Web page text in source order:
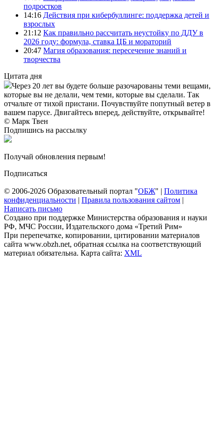
подростков
14:16 Действия при кибербуллинге: поддержка детей и
взрослых
21:12 Как правильно рассчитать неустойку по ДДУ в
2026 году: формула, ставка ЦБ и мораторий
20:47 Магия образования: пересечение знаний и
творчества
Цитата дня
Через 20 лет вы будете больше разочарованы теми вещами,
которые вы не делали, чем теми, которые вы сделали. Так
отчальте от тихой пристани. Почувствуйте попутный ветер в
вашем парусе. Двигайтесь вперед, действуйте, открывайте!
© Марк Твен
Подпишись на рассылку
Получай обновления первым!
Подписаться
© 2006-2026 Образовательный портал "ОБЖ" | Политика
конфиденциальности | Правила пользования сайтом |
Написать письмо
Создано при поддержке Министерства образования и науки
РФ, МЧС России, Издательского дома «Третий Рим»
При перепечатке, копировании, цитировании материалов
сайта www.obzh.net, обратная ссылка на соответствующий
материал обязательна. Карта сайта: XML